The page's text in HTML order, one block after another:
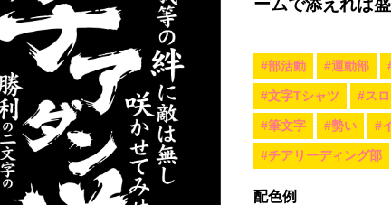
ームで添えれば
#部活動 #運動部
#文字Tシャツ #ス
#筆文字 #勢い #
#チアリーディング部
配色例